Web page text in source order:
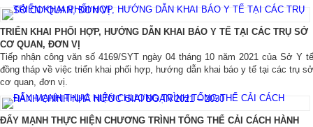
TRIỂN KHAI PHỐI HỢP, HƯỚNG DẪN KHAI BÁO Y TẾ TẠI CÁC TRỤ SỞ
CƠ QUAN, ĐƠN VỊ
Tiếp nhận công văn số 4169/SYT ngày 04 tháng 10 năm 2021 của Sở Y tế
đồng tháp về việc triển khai phối hợp, hướng dẫn khai báo y tế tại các trụ sở
cơ quan, đơn vị.
ĐẨY MẠNH THỰC HIỆN CHƯƠNG TRÌNH TỔNG THỂ CẢI CÁCH HÀNH